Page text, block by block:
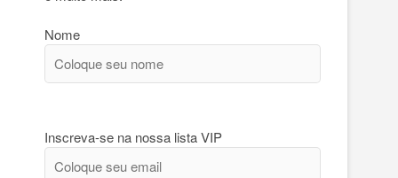
Nome
Inscreva-se na nossa lista VIP